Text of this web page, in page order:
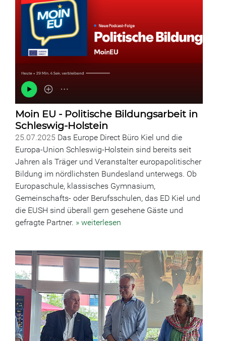
Moin EU - Politische Bildungsarbeit in
Schleswig-Holstein
25.07.2025 Das Europe Direct Büro Kiel und die
Europa-Union Schleswig-Holstein sind bereits seit
Jahren als Träger und Veranstalter europapolitischer
Bildung im nördlichsten Bundesland unterwegs. Ob
Europaschule, klassisches Gymnasium,
Gemeinschafts- oder Berufsschulen, das ED Kiel und
die EUSH sind überall gern gesehene Gäste und
gefragte Partner. » weiterlesen